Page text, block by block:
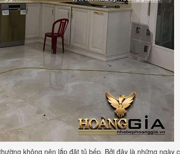
không nên lắp đặt tủ bếp. Bởi đây là những ngày